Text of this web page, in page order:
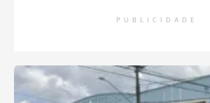
PUBLICIDADE